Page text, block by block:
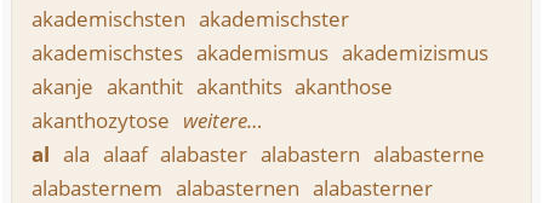
akademischsten akademischster
akademischstes akademismus akademizismus
akanje akanthit akanthits akanthose
akanthozytose weitere…
al ala alaaf alabaster alabastern alabasterne
alabasternem alabasternen alabasterner